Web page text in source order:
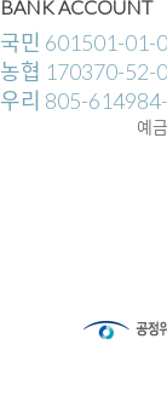
BANK ACCOUNT
국민 601501-01-
농협 170370-52-
우리 805-
예